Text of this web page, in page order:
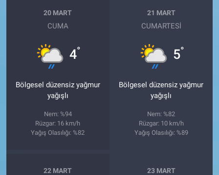
20 MART
CUMA
4°
Bölgesel düzensiz yağmur
yağışlı
Nem: %94
Rüzgar: 16 km/h
Yağış Olasılığı: %82
21 MART
CUMARTESI
5°
Bölgesel düzensiz yağmur
yağışlı
Nem: %82
Rüzgar: 10 km/h
Yağış Olasılığı: %89
22 MART 23 MART